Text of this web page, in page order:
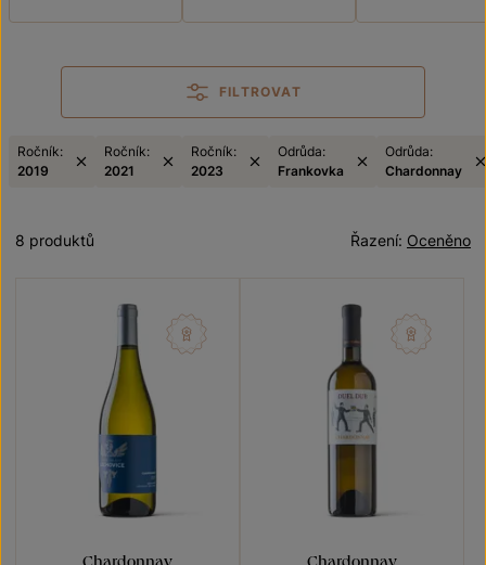
FILTROVAT
Ročník:
2019
Ročník:
2021
Ročník:
2023
Odrůda:
Frankovka
Odrůda:
Chardonnay
Oceněno
Řazení:
8 produktů
Chardonnay Chardonnay